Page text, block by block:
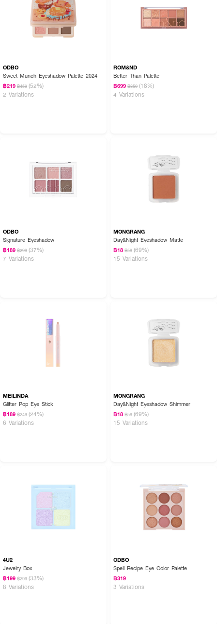
ODBO
Sweet Munch Eyeshadow Palette 2024
฿219 ฿459 (52%)
2 Variations
ROM&ND
Better Than Palette
฿699 ฿850 (18%)
4 Variations
ODBO
Signature Eyeshadow
฿189 ฿299 (37%)
7 Variations
MONGRANG
Day&Night Eyeshadow Matte
฿18 ฿59 (69%)
15 Variations
MEILINDA
Glitter Pop Eye Stick
฿189 ฿249 (24%)
6 Variations
MONGRANG
Day&Night Eyeshadow Shimmer
฿18 ฿59 (69%)
15 Variations
4U2
Jewelry Box
฿199 ฿299 (33%)
8 Variations
ODBO
Spell Recipe Eye Color Palette
฿319
3 Variations